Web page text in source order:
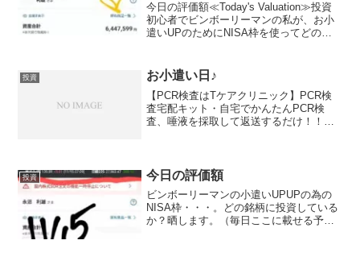
今日の評価額≪Today's Valuation≫投資
初心者でビンボーリーマンの私が、お小
遣いUPのためにNISA枠を使ってどの銘
きるだけ投資に回すようにしています。
終...
投資 お小遣い日♪
【PCR検査はTケアクリニック】PCR検
査宅配キット・自宅でかんたんPCR検
査、唾液を採取して返送するだけ！！・
104種類もの面白くて...
投資 今日の評価額
ビンボーリーマンの小遣いUPUPの為の
NISA枠・・・。どの銘柄に投資している
か？晒します。（毎日ここに載せる予定,